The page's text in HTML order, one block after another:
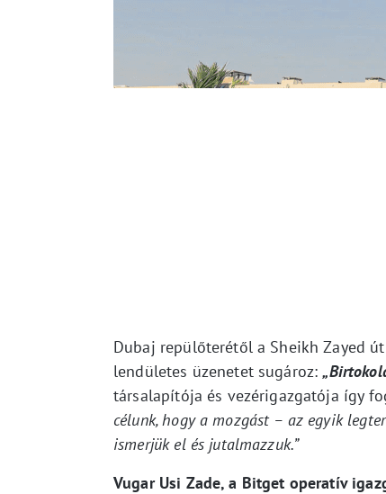
Dubaj repülőterétől a Sheikh Zayed
lendületes üzenetet sugároz:
társalapítója és vezérigazgatója így
célunk, hogy a mozgást – az egyik
ismerjük el és jutalmazzuk.”
Vugar Usi Zade, a Bitget operatív